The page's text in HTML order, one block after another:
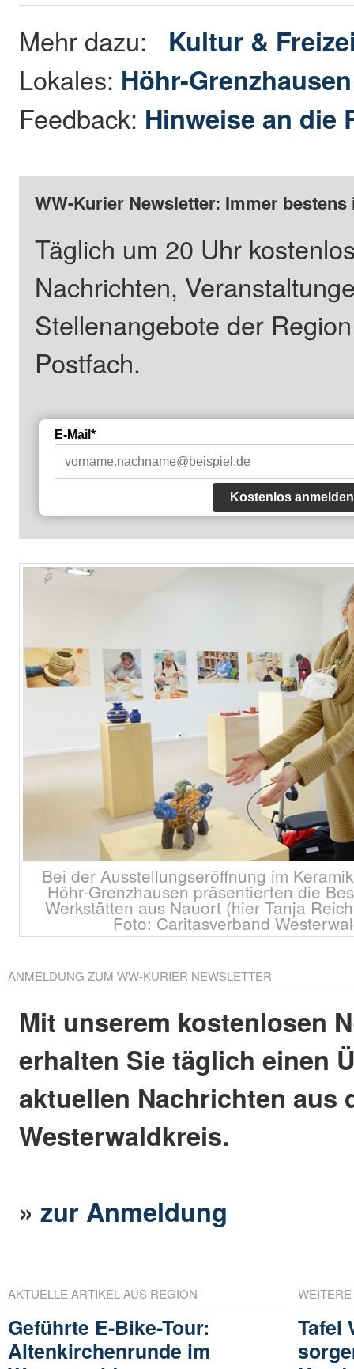
Mehr dazu: Kultur &
Lokales: Höhr-
Feedback: Hinweise an die
WW-Kurier Newsletter: Immer
Täglich um 20 Uhr
Nachrichten,
Stellenangebote der
Postfach.
E-Mail*
Kostenlos anmelden
Bei der Ausstellungseröffnung im
Höhr-Grenzhausen präsentierten die
Werkstätten aus Nauort (hier Tanja
Foto: Caritasverband
ANMELDUNG ZUM WW-KURIER NEWSLETTER
Mit unserem kostenlosen
erhalten Sie täglich einen
aktuellen Nachrichten aus
Westerwaldkreis.
»zur Anmeldung
AKTUELLE ARTIKEL AUS REGION
Geführte E-Bike-Tour:
Altenkirchenrunde im
Tafel